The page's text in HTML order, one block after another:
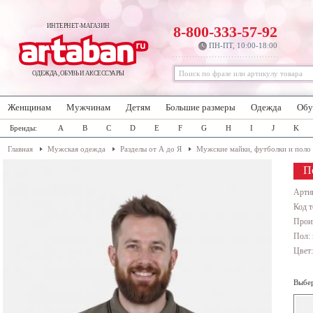
ИНТЕРНЕТ-МАГАЗИН
ОДЕЖДА, ОБУВЬ И АКСЕССУАРЫ
8-800-333-57-92
ПН-ПТ, 10:00-18:00
Женщинам Мужчинам Детям Большие размеры Одежда
Бренды: A B C D E F G H I J K
Главная Мужская одежда Разделы от А до Я Мужские майки, футболки и поло
Код
Пол: